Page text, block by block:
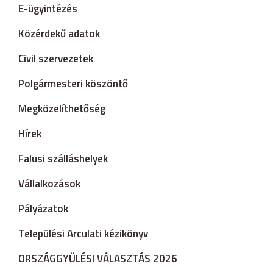
E-ügyintézés
Közérdekű adatok
Civil szervezetek
Polgármesteri köszöntő
Megközelíthetőség
Hírek
Falusi szálláshelyek
Vállalkozások
Pályázatok
Települési Arculati kézikönyv
ORSZÁGGYÜLÉSI VÁLASZTÁS 2026